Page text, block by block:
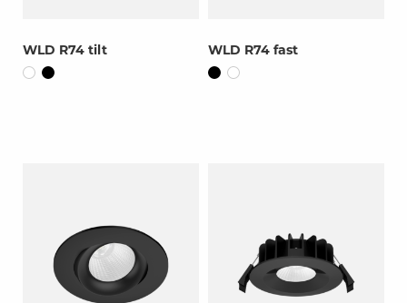
WLD R74 tilt WLD R74 fast